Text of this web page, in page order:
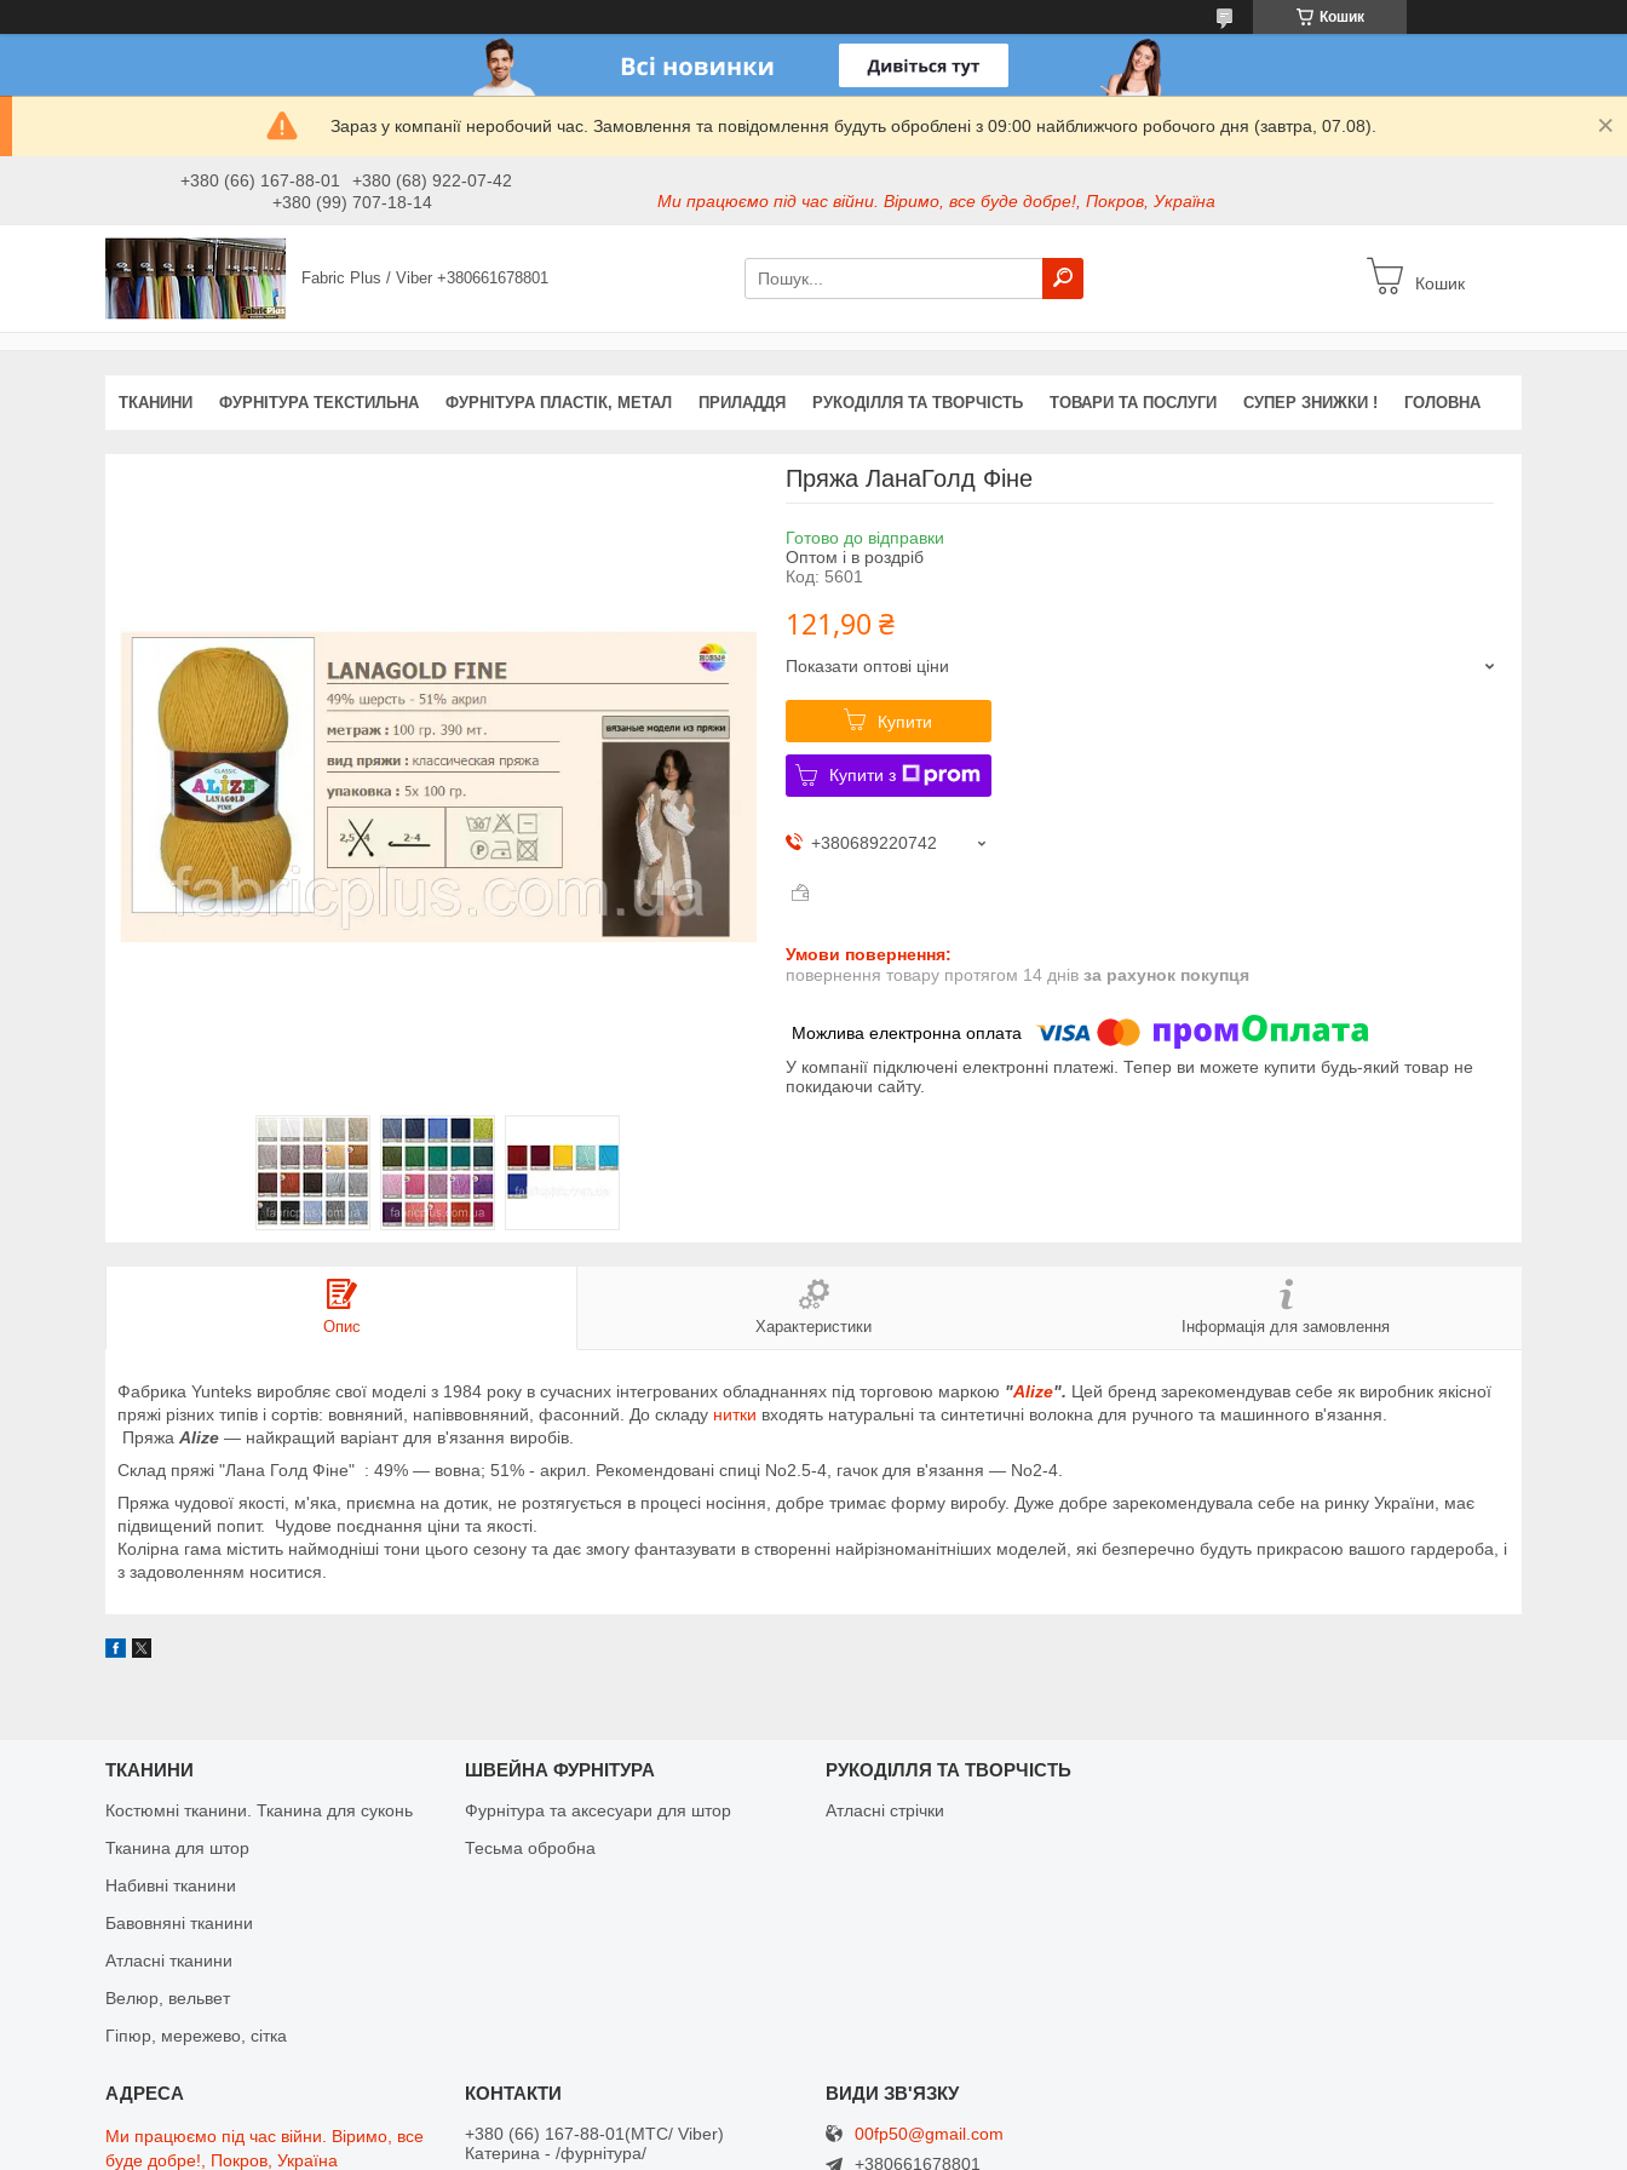
Кошик
Зараз у компанії неробочий час. Замовлення та повідомлення будуть оброблені з 09:00 найближчого робочого дня (завтра, 07.08).
+380 (66) 167-88-01
+380 (68) 922-07-42
+380 (99) 707-18-14
Ми працюємо під час війни. Віримо, все буде добре!, Покров, Україна
Fabric Plus / Viber +380661678801 Кошик
ТКАНИНИ ФУРНІТУРА ТЕКСТИЛЬНА ФУРНІТУРА ПЛАСТІК, МЕТАЛ ПРИЛАДДЯ РУКОДІЛЛЯ ТА ТВОРЧІСТЬ ТОВАРИ ТА ПОСЛУГИ СУПЕР ЗНИЖКИ ! ГОЛОВНА
Пряжа ЛанаГолд Фіне
Готово до відправки
Оптом і в роздріб
Код: 5601
121,90 ₴
Показати оптові ціни
Купити
Купити з
+380689220742
повернення товару протягом 14 днів за рахунок покупця
У компанії підключені електронні платежі. Тепер ви можете купити будь-який товар не
покидаючи сайту.
Опис Характеристики Інформація для замовлення
Фабрика Yunteks виробляє свої моделі з 1984 року в сучасних інтегрованих обладнаннях під торговою маркою "Alize". Цей бренд зарекомендував себе як виробник якісної
пряжі різних типів і сортів: вовняний, напіввовняний, фасонний. До складу нитки входять натуральні та синтетичні волокна для ручного та машинного в'язання.
Пряжа Alize — найкращий варіант для в'язання виробів.
Склад пряжі "Лана Голд Фіне" : 49% — вовна; 51% - акрил. Рекомендовані спиці No2.5-4, гачок для в'язання — No2-4.
Пряжа чудової якості, м'яка, приємна на дотик, не розтягується в процесі носіння, добре тримає форму виробу. Дуже добре зарекомендувала себе на ринку України, має
підвищений попит. Чудове поєднання ціни та якості.
Колірна гама містить наймодніші тони цього сезону та дає змогу фантазувати в створенні найрізноманітніших моделей, які безперечно будуть прикрасою вашого гардероба, і
з задоволенням носитися.
ТКАНИНИ
Костюмні тканини. Тканина для суконь
Тканина для штор
Набивні тканини
Бавовняні тканини
Атласні тканини
Велюр, вельвет
Гіпюр, мережево, сітка
ШВЕЙНА ФУРНІТУРА
Фурнітура та аксесуари для штор
Тесьма обробна
РУКОДІЛЛЯ ТА ТВОРЧІСТЬ
Атласні стрічки
Ми працюємо під час війни. Віримо, все
буде добре!, Покров, Україна
+380 (66) 167-88-01 МТС/ Viber
Катерина - /фурнітура/
00fp50@gmail.com
+380661678801